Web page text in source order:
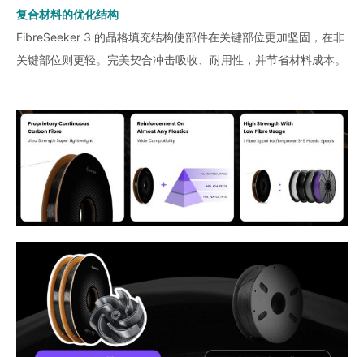
复合材料的优化结构
FibreSeeker 3 的晶格填充结构使部件在关键部位更加坚固，在非
关键部位则更轻。完美契合冲击吸收、耐用性，并节省材料成本。